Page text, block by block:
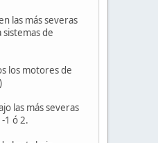
las más severas
de
los motores de
las más severas
1 ó 2.